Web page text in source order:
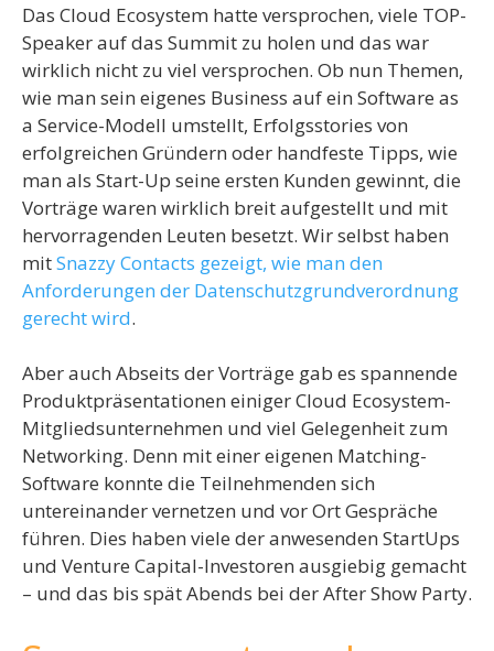
Das Cloud Ecosystem hatte versprochen, viele TOP-
Speaker auf das Summit zu holen und das war
wirklich nicht zu viel versprochen. Ob nun Themen,
wie man sein eigenes Business auf ein Software as
a Service-Modell umstellt, Erfolgsstories von
erfolgreichen Gründern oder handfeste Tipps, wie
man als Start-Up seine ersten Kunden gewinnt, die
Vorträge waren wirklich breit aufgestellt und mit
hervorragenden Leuten besetzt. Wir selbst haben
mitSnazzy Contacts gezeigt, wie man den
Anforderungen der Datenschutzgrundverordnung
gerecht wird.
Aber auch Abseits der Vorträge gab es spannende
Produktpräsentationen einiger Cloud Ecosystem-
Mitgliedsunternehmen und viel Gelegenheit zum
Networking. Denn mit einer eigenen Matching-
Software konnte die Teilnehmenden sich
untereinander vernetzen und vor Ort Gespräche
führen. Dies haben viele der anwesenden StartUps
und Venture Capital-Investoren ausgiebig gemacht
– und das bis spät Abends bei der After Show Party.